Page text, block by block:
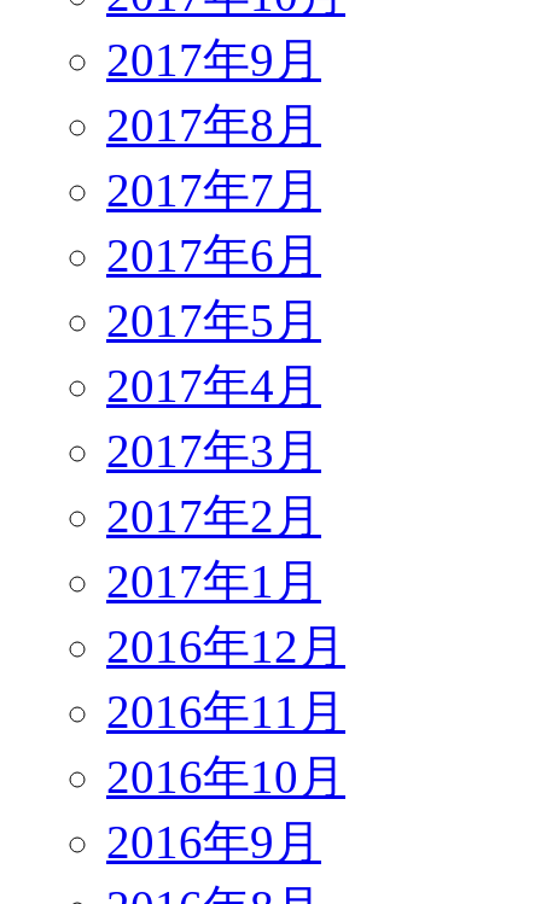
2017年9月
2017年8月
2017年7月
2017年6月
2017年5月
2017年4月
2017年3月
2017年2月
2017年1月
2016年12月
2016年11月
2016年10月
2016年9月